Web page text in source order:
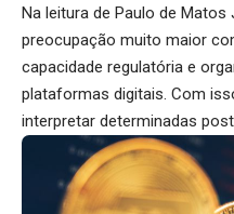
Na leitura de Paulo de Matos
preocupação muito maior
capacidade regulatória e
plataformas digitais. Com
interpretar determinadas